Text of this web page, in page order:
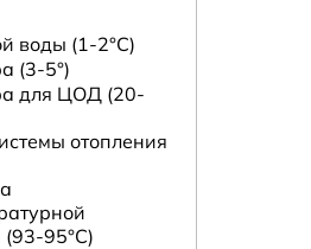
воды (1-2°С)
(3-5°)
для ЦОД (20-
отопления
95°С)